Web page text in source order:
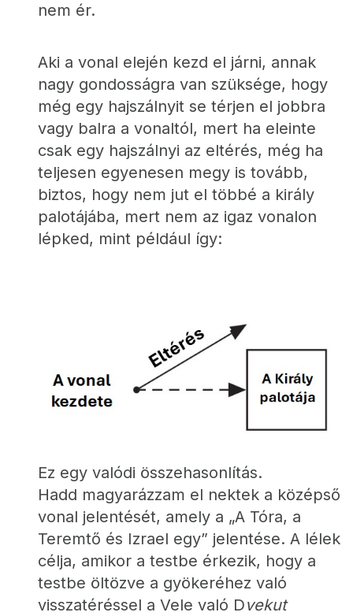
nem ér.
Aki a vonal elején kezd el járni, annak
nagy gondosságra van szüksége, hogy
még egy hajszálnyit se térjen el jobbra
vagy balra a vonaltól, mert ha eleinte
csak egy hajszálnyi az eltérés, még ha
teljesen egyenesen megy is tovább,
biztos, hogy nem jut el többé a király
palotájába, mert nem az igaz vonalon
lépked, mint például így:
Ez egy valódi összehasonlítás.
Hadd magyarázzam el nektek a középső
vonal jelentését, amely a „A Tóra, a
Teremtő és Izrael egy” jelentése. A lélek
célja, amikor a testbe érkezik, hogy a
testbe öltözve a gyökeréhez való
visszatéréssel a Vele való Dvekut